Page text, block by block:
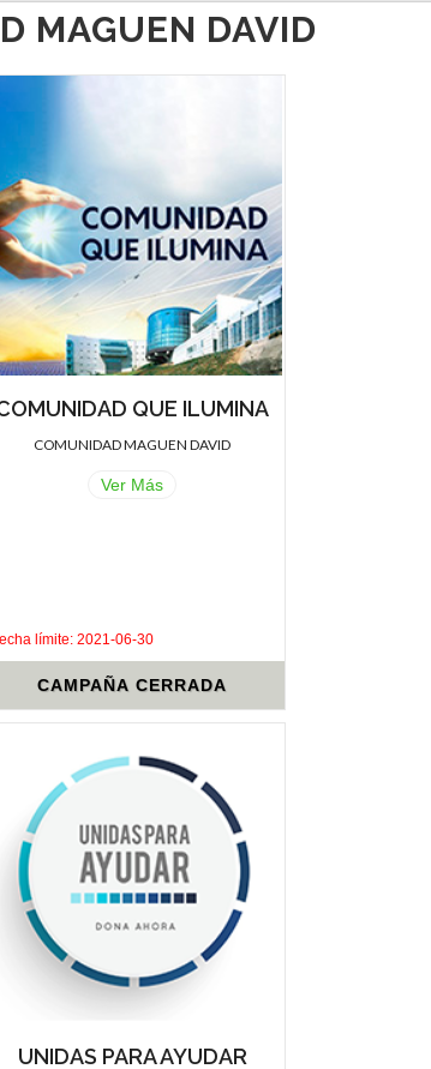
MAGUEN DAVID
QUE ILUMINA
COMUNIDAD MAGUEN DAVID
Ver Más
límite: 2021-06-30
CAMPAÑA CERRADA
UNIDAS PARA AYUDAR